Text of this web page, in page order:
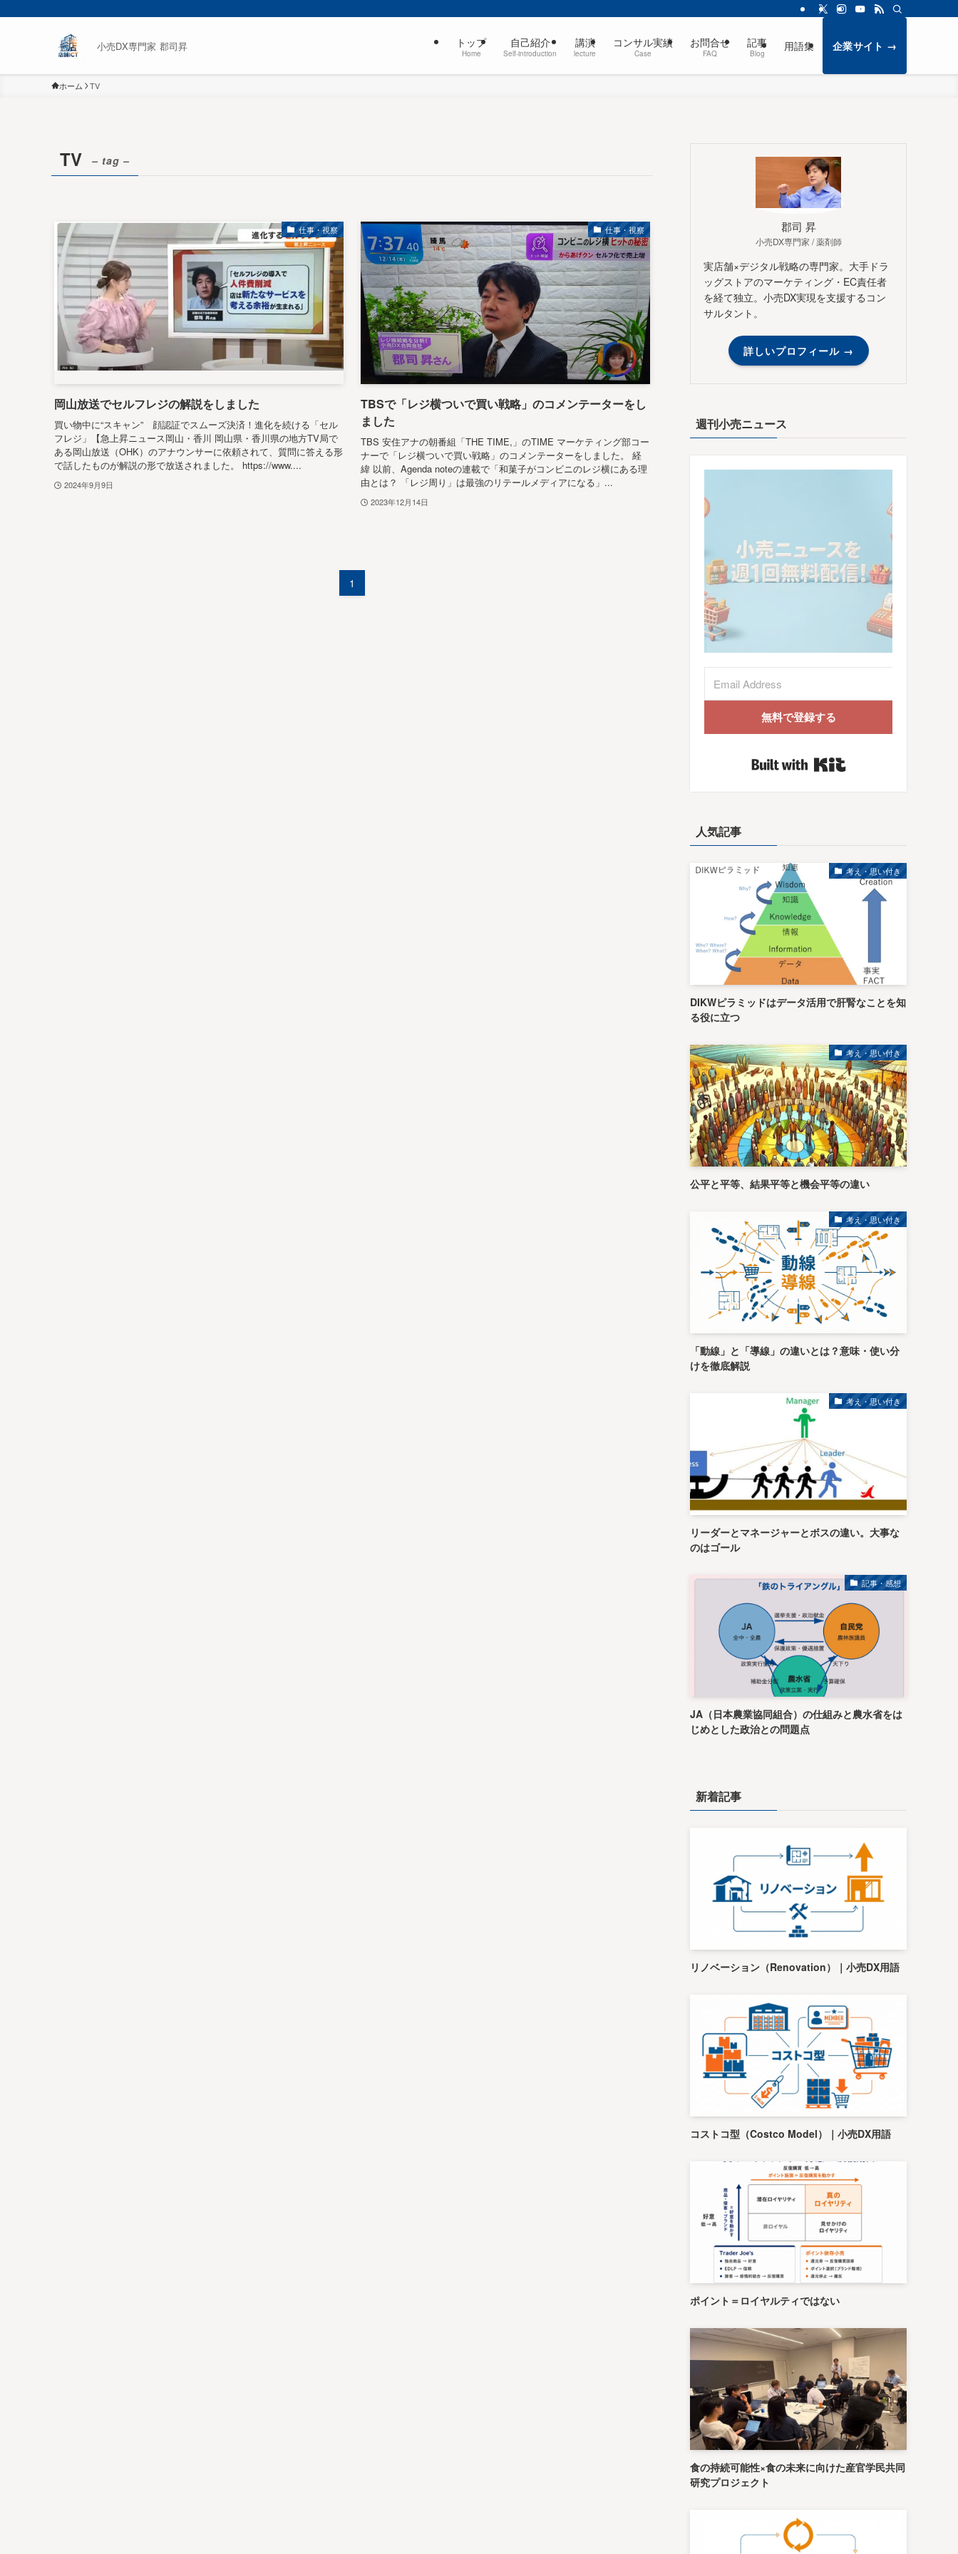
小売DX専門家 郡司昇 トップ
Home
自己紹介
Self-introduction
講演
lecture
コンサル実績
Case
お問合せ
FAQ
記事
Blog
用語集 企業サイト →
ホーム TV
TV – tag –
仕事・視察
岡山放送でセルフレジの解説をしました
買い物中に“スキャン” 顔認証でスムーズ決済！進化を続ける「セル
フレジ」【急上昇ニュース岡山・香川 岡山県・香川県の地方TV局で
ある岡山放送（OHK）のアナウンサーに依頼されて、質問に答える形
で話したものが解説の形で放送されました。 https://www....
2024年9月9日
仕事・視察
TBSで「レジ横ついで買い戦略」のコメンテーターをし
ました
TBS 安住アナの朝番組「THE TIME,」のTIME マーケティング部コー
ナーで「レジ横ついで買い戦略」のコメンテーターをしました。 経
緯 以前、Agenda noteの連載で「和菓子がコンビニのレジ横にある理
由とは？ 「レジ周り」は最強のリテールメディアになる」...
2023年12月14日
1
郡司 昇
小売DX専門家 / 薬剤師
実店舗×デジタル戦略の専門家。大手ドラ
ッグストアのマーケティング・EC責任者
を経て独立。小売DX実現を支援するコン
サルタント。
詳しいプロフィール →
週刊小売ニュース
無料で登録する
人気記事
考え・思い付き
DIKWピラミッドはデータ活用で肝腎なことを知
る役に立つ
考え・思い付き
公平と平等、結果平等と機会平等の違い
考え・思い付き
「動線」と「導線」の違いとは？意味・使い分
けを徹底解説
考え・思い付き
リーダーとマネージャーとボスの違い。大事な
のはゴール
記事・感想
JA（日本農業協同組合）の仕組みと農水省をは
じめとした政治との問題点
新着記事
リノベーション（Renovation）｜小売DX用語
コストコ型（Costco Model）｜小売DX用語
ポイント＝ロイヤルティではない
食の持続可能性×食の未来に向けた産官学民共同
研究プロジェクト